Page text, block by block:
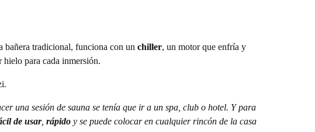
bañera tradicional, funciona con un chiller, un motor que enfría y
hielo para cada inmersión.
una sesión de sauna se tenía que ir a un spa, club o hotel. Y para
de usar, rápido y se puede colocar en cualquier rincón de la casa